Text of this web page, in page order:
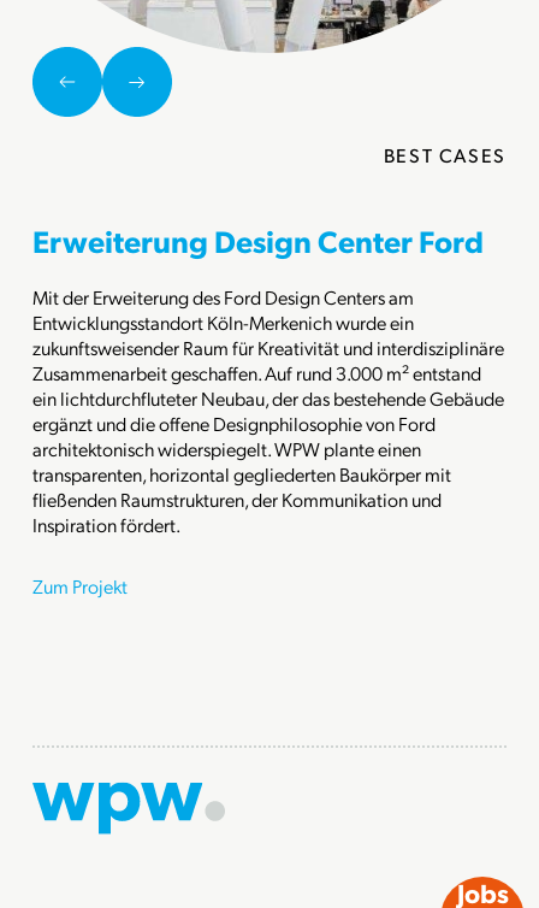
BEST CASES
Erweiterung Design Center Ford
Mit der Erweiterung des Ford Design Centers am
Entwicklungsstandort Köln-Merkenich wurde ein
zukunftsweisender Raum für Kreativität und interdisziplinäre
Zusammenarbeit geschaffen. Auf rund 3.000 m² entstand
ein lichtdurchfluteter Neubau, der das bestehende Gebäude
ergänzt und die offene Designphilosophie von Ford
architektonisch widerspiegelt. WPW plante einen
transparenten, horizontal gegliederten Baukörper mit
fließenden Raumstrukturen, der Kommunikation und
Inspiration fördert.
Zum Projekt
Jobs